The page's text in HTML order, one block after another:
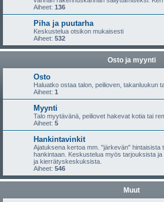
Aiheet: 136
Piha ja puutarha
Keskustelua otsikon mukaisesti
Aiheet: 532
Osto ja myynti
Osto
Haluatko ostaa talon, peilioven, takanluukun
Aiheet: 1
Myynti
Talo myytävänä, peiliovet hakevat kotia tai
Aiheet: 5
Hankintavinkit
Ajatuksena kertoa mm. "järkevän" hintaisista
hankintaan. Keskustelua myös tarjouksista
ja kierrätyskeskuksista.
Aiheet: 546
Muut